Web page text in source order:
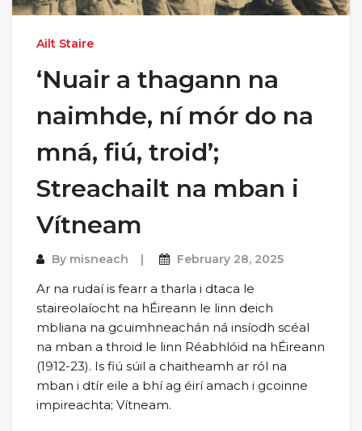
Ailt Staire
‘Nuair a thagann na
naimhde, ní mór do na
mná, fiú, troid’;
Streachailt na mban i
Vítneam
By misneach February 28, 2025
Ar na rudaí is fearr a tharla i dtaca le
staireolaíocht na hÉireann le linn deich
mbliana na gcuimhneachán ná insíodh scéal
na mban a throid le linn Réabhlóid na hÉireann
(1912-23). Is fiú súil a chaitheamh ar ról na
mban i dtír eile a bhí ag éirí amach i gcoinne
impireachta; Vítneam.